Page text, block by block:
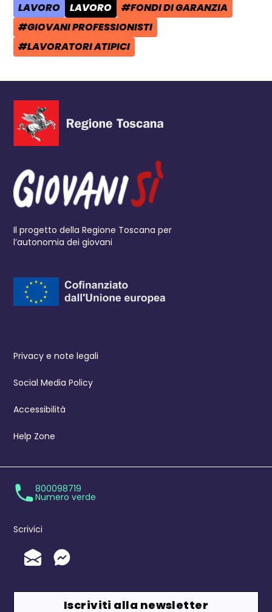
AREA TEMATICA:
LAVORO CATEGORIA POST:
LAVORO TAG:
#FONDI DI GARANZIA
TAG:
#GIOVANI PROFESSIONISTI
TAG:
#LAVORATORI ATIPICI
Il progetto della Regione Toscana per
l’autonomia dei giovani
Privacy e note legali
Social Media Policy
Accessibilità
Help Zone
800098719
Numero verde
Scrivici
Invia un'Email
Messenger
Iscriviti alla newsletter